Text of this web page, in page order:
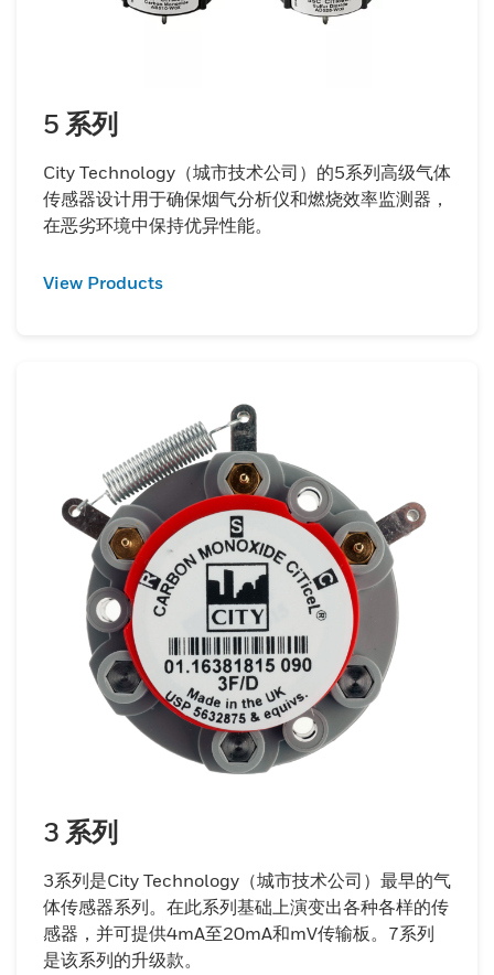
5 系列
City Technology（城市技术公司）的5系列高级气体
传感器设计用于确保烟气分析仪和燃烧效率监测器，
在恶劣环境中保持优异性能。
View Products
3 系列
3系列是City Technology（城市技术公司）最早的气
体传感器系列。在此系列基础上演变出各种各样的传
感器，并可提供4mA至20mA和mV传输板。7系列
是该系列的升级款。